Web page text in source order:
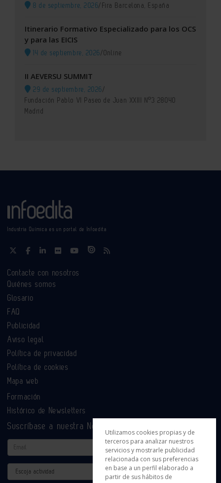
8 de septiembre, 2026/Fira Barcelona, España
Itinerario Formativo Especializado para los OCS
y para las EICIS
14 de septiembre, 2026/Online
II AEVERSU SUMMIT
29 de septiembre, 2026/
Fundación Pablo VI Paseo de Juan XXIII Nº3 28040
Madrid
Industria Química es un portal de Infoedita
Contacte con nosotros
Quiénes somos
Glosario
FAQ
Publicidad
Aviso legal
Política de privacidad
Política de cookies
Mapa web
Formación
Histórico de Newsletters
Suscríbase a nuestra Newsletter
Email
Actividad
Utilizamos cookies propias y de
terceros para analizar nuestros
servicios y mostrarle publicidad
relacionada con sus preferencias
en base a un perfil elaborado a
partir de sus hábitos de